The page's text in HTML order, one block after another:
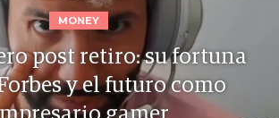
MONEY
post retiro: su fortuna
y el futuro como